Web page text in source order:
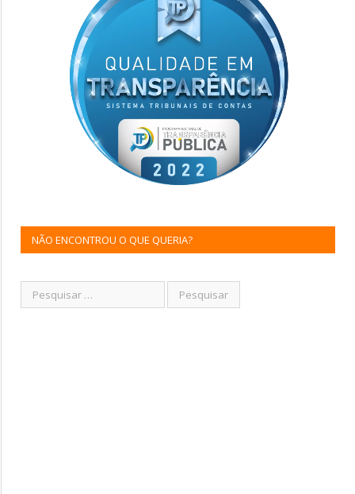
NÃO ENCONTROU O QUE QUERIA?